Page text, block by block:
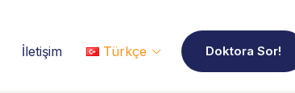
İletişim Türkçe Doktora Sor!